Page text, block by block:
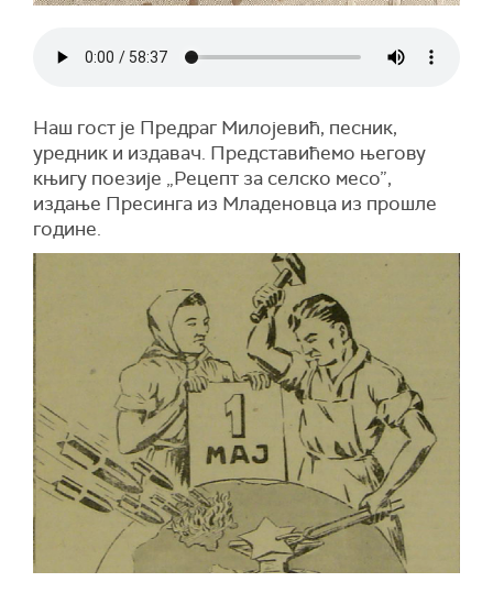
Наш гост је Предраг Милојевић, песник,
уредник и издавач. Представићемо његову
књигу поезије „Рецепт за селско месо”,
издање Пресинга из Младеновца из прошле
године.